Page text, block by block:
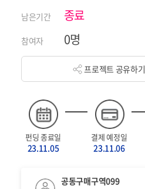
남은기간 종료
참여자 0명
프로젝트 공유하기
펀딩 종료일
23.11.05
결제 예정일
23.11.06
공동구매구역099